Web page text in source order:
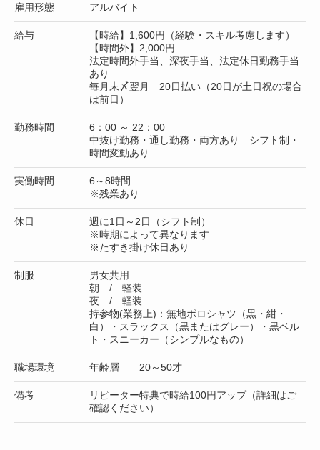
雇用形態 アルバイト
給与
【時給】1,600円（経験・スキル考慮します）
【時間外】2,000円
法定時間外手当、深夜手当、法定休日勤務手当
あり
毎月末〆翌月 20日払い（20日が土日祝の場合
は前日）
勤務時間
6：00 ～ 22：00
中抜け勤務・通し勤務・両方あり シフト制・
時間変動あり
実働時間
6～8時間
※残業あり
休日
週に1日～2日（シフト制）
※時期によって異なります
※たすき掛け休日あり
制服
男女共用
朝 / 軽装
夜 / 軽装
持参物(業務上)：無地ポロシャツ（黒・紺・
白）・スラックス（黒またはグレー）・黒ベル
ト・スニーカー（シンプルなもの）
職場環境 年齢層 20～50才
備考
リピーター特典で時給100円アップ（詳細はご
確認ください）